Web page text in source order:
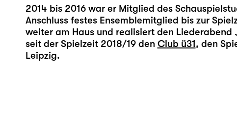
2014 bis 2016 war er Mitglied des
Anschluss festes Ensemblemitglied bis zur
weiter am Haus und realisiert den Liederabend
seit der Spielzeit 2018/19 den Club ü31, den
Leipzig.